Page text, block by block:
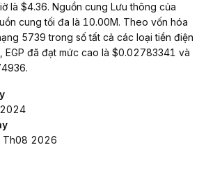
là $4.36. Nguồn cung Lưu thông của
cung tối đa là 10.00M. Theo vốn hóa
5739 trong số tất cả các loại tiền điện
EGP đã đạt mức cao là $0.02783341 và
Th08 2026